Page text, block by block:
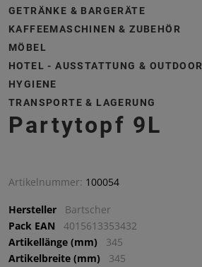
GETRÄNKE & BARGERÄTE
KAFFEEMASCHINEN & ZUBEHÖR
MÖBEL
HOTEL - AUSSTATTUNG & OUTDOOR
HYGIENE
TRANSPORTE & LAGERUNG
Partytopf 9L
Artikelnummer: 100054
Hersteller
Bartscher
Pack EAN
4015613353432
Artikellänge (mm)
345
Artikelbreite (mm)
345